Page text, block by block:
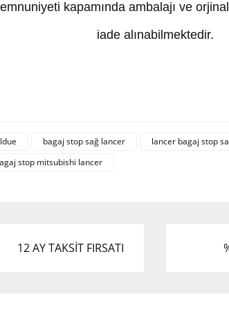
kapamında ambalajı ve
iade alınabilmektedir.
Bu ürüne ilk yorumu siz yapın!
bagaj stop sağ lancer lancer bagaj stop
stop mitsubishi lancer
12 AY TAKSİT FIRSATI